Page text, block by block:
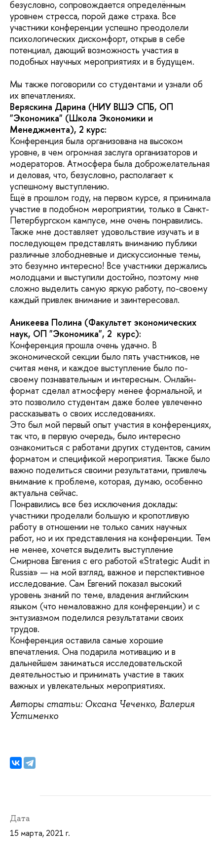
безусловно, сопровождается определённым
уровнем стресса, порой даже страха. Все
участники конференции успешно преодолели
психологических дискомфорт, открыв в себе
потенциал, дающий возможность участия в
подобных научных мероприятиях и в будущем.
Мы также поговорили со студентами и узнали об
их впечатлениях.
Веряскина Дарина (НИУ ВШЭ СПБ, ОП
"Экономика" (Школа Экономики и
Менеджмента), 2 курс:
Конференция была организована на высоком
уровне, в чем огромная заслуга организаторов и
модераторов. Атмосфера была доброжелательная
и деловая, что, безусловно, располагает к
успешному выступлению.
Ещё в прошлом году, на первом курсе, я принимала
участие в подобном мероприятии, только в Санкт-
Петербургском кампусе, мне очень понравились.
Также мне доставляет удовольствие изучать и в
последующем представлять вниманию публики
различные злободневные и дискуссионные темы,
это безумно интересно! Все участники держались
молодцами и выступили достойно, поэтому мне
сложно выделить самую яркую работу, по-своему
каждый привлек внимание и заинтересовал.
Аникеева Полина (Факультет экономических
наук, ОП "Экономика", 2 курс):
Конференция прошла очень удачно. В
экономической секции было пять участников, не
считая меня, и каждое выступление было по-
своему познавательным и интересным. Онлайн-
формат сделал атмосферу менее формальной, и
это позволило студентам даже более увлеченно
рассказывать о своих исследованиях.
Это был мой первый опыт участия в конференциях,
так что, в первую очередь, было интересно
ознакомиться с работами других студентов, самим
форматом и спецификой мероприятия. Также было
важно поделиться своими результатами, привлечь
внимание к проблеме, которая, думаю, особенно
актуальна сейчас.
Понравились все без исключения доклады:
участники проделали большую и кропотливую
работу в отношении не только самих научных
работ, но и их представления на конференции. Тем
не менее, хочется выделить выступление
Смирнова Евгения с его работой «Strategic Audit in
Russia» — на мой взгляд, важное и перспективное
исследование. Сам Евгений показал высокий
уровень знаний по теме, владения английским
языком (что немаловажно для конференции) и с
энтузиазмом поделился результатами своих
трудов.
Конференция оставила самые хорошие
впечатления. Она подарила мотивацию и в
дальнейшем заниматься исследовательской
деятельностью и принимать участие в таких
важных и увлекательных мероприятиях.
Авторы статьи: Оксана Чеченко, Валерия
Устименко
Дата
15 марта, 2021 г.